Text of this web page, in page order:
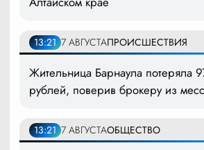
13:21 7 АВГУСТАПРОИСШЕСТВИЯ
Жительница Барнаула потеряла
рублей, поверив брокеру из
13:21 7 АВГУСТАОБЩЕСТВО